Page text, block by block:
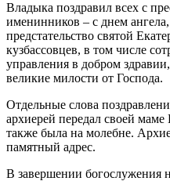
Владыка поздравил всех с
именинников – с днем
предстательство святой
кузбассовцев, в том числе
управления в добром
великие милости от Господа.
Отдельные слова
архиерей передал своей маме
также была на молебне.
памятный адрес.
В завершении богослужения